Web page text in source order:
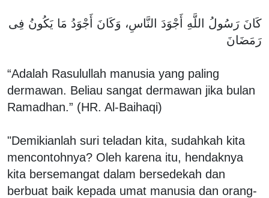
كَانَ رَسُولُ اللَّهِ أَجْوَدَ النَّاسِ، وَكَانَ أَجْوَدُ مَا يَكُونُ فِى
رَمَضَانَ
“Adalah Rasulullah manusia yang paling
dermawan. Beliau sangat dermawan jika bulan
Ramadhan.” (HR. Al-Baihaqi)
"Demikianlah suri teladan kita, sudahkah kita
mencontohnya? Oleh karena itu, hendaknya
kita bersemangat dalam bersedekah dan
berbuat baik kepada umat manusia dan orang-